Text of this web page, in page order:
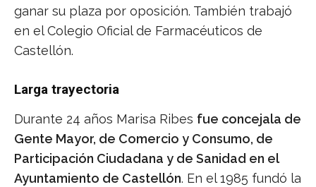
ganar su plaza por oposición. También trabajó
en el Colegio Oficial de Farmacéuticos de
Castellón.
Larga trayectoria
Durante 24 años Marisa Ribes fue concejala de
Gente Mayor, de Comercio y Consumo, de
Participación Ciudadana y de Sanidad en el
Ayuntamiento de Castellón. En el 1985 fundó la